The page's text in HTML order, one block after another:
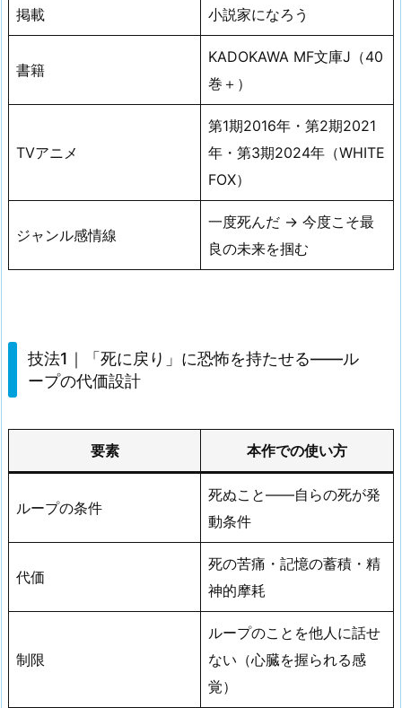
掲載 小説家になろう
書籍
KADOKAWA MF文庫J（40
巻＋）
TVアニメ
第1期2016年・第2期2021
年・第3期2024年（WHITE
FOX）
ジャンル感情線
一度死んだ → 今度こそ最
良の未来を掴む
技法1｜「死に戻り」に恐怖を持たせる——ル
ープの代価設計
要素 本作での使い方
ループの条件
死ぬこと——自らの死が発
動条件
代価
死の苦痛・記憶の蓄積・精
神的摩耗
制限
ループのことを他人に話せ
ない（心臓を握られる感
覚）